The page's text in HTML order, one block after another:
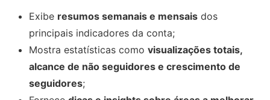
Exibe resumos semanais e mensais dos
principais indicadores da conta;
Mostra estatísticas como visualizações totais,
alcance de não seguidores e crescimento de
seguidores;